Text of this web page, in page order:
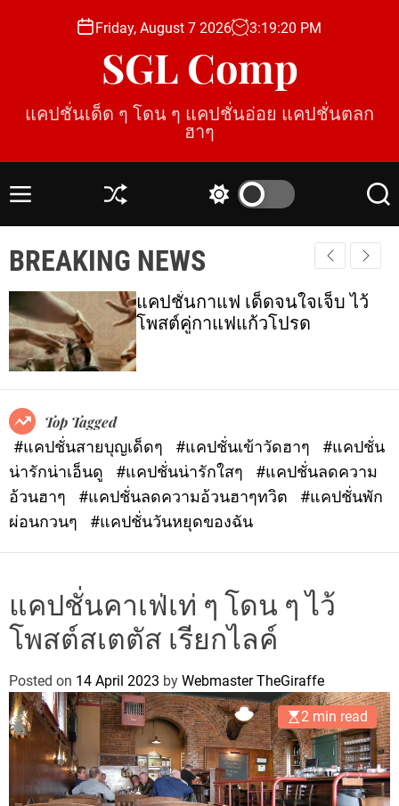
o
Friday, August 7 2026 3:19:21 PM
SGL Comp
แคปชั่นเด็ด ๆ โดน ๆ แคปชั่นอ่อย แคปชั่นตลก
ฮาๆ
M
u
S
ff
l
e
t
c
c
o
e
S
r
c
h
BREAKING NEWS
แคปชั่นกาแฟ เด็ดจนใจเจ็บ ไว้
โพสต์คู่กาแฟแก้วโปรด
Top Tagged
#แคปชั่นสายบุญเด็ดๆ
#แคปชั่นเข้าวัดฮาๆ
#แคปชั่น
น่ารักน่าเอ็นดู
#แคปชั่นน่ารักใสๆ
#แคปชั่นลดความ
อ้วนฮาๆ
#แคปชั่นลดความอ้วนฮาๆทวิต
#แคปชั่นพัก
ผ่อนกวนๆ
#แคปชั่นวันหยุดของฉัน
แคปชั่นคาเฟ่เท่ ๆ โดน ๆ ไว้
โพสต์สเตตัส เรียกไลค์
Posted on 14 April 2023 by Webmaster TheGiraffe
2 min read